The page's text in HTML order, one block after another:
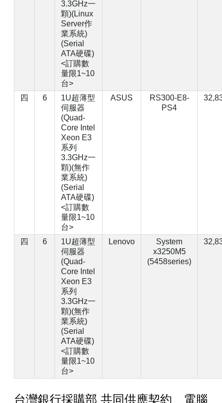
3.3GHz一
顆)(Linux
Server作
業系統)
(Serial
ATA硬碟)
<訂購數
量限1~10
台>
四 6
1U超薄型
伺服器
(Quad-
Core Intel
Xeon E3
系列
3.3GHz一
顆)(無作
業系統)
(Serial
ATA硬碟)
<訂購數
量限1~10
台>
ASUS
RS300-E8-
PS4
四 6
1U超薄型
伺服器
(Quad-
Core Intel
Xeon E3
系列
3.3GHz一
顆)(無作
業系統)
(Serial
ATA硬碟)
<訂購數
量限1~10
台>
Lenovo
System
x3250M5
(5458series)
台灣銀行採購部 共同供應契約 電腦